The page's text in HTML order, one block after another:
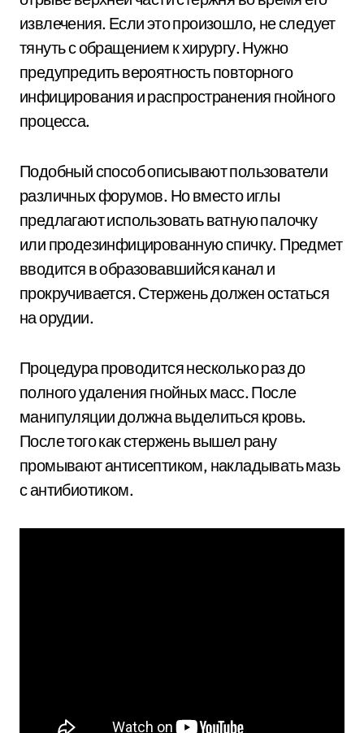
извлечения. Если это произошло, не следует
тянуть с обращением к хирургу. Нужно
предупредить вероятность повторного
инфицирования и распространения гнойного
процесса.
Подобный способ описывают пользователи
различных форумов. Но вместо иглы
предлагают использовать ватную палочку
или продезинфицированную спичку. Предмет
вводится в образовавшийся канал и
прокручивается. Стержень должен остаться
на орудии.
Процедура проводится несколько раз до
полного удаления гнойных масс. После
манипуляции должна выделиться кровь.
После того как стержень вышел рану
промывают антисептиком, накладывать мазь
с антибиотиком.